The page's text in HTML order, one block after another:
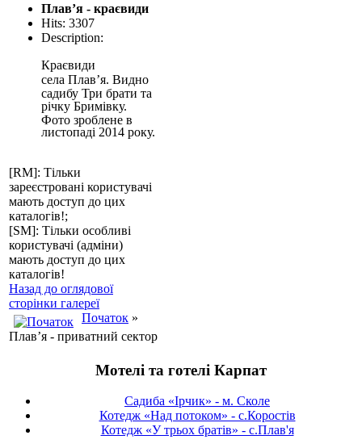
Плав’я - краєвиди
Hits: 3307
Description:
Краєвиди
села Плав’я. Видно
садибу Три брати та
річку Бримівку.
Фото зроблене в
листопаді 2014 року.
[RM]: Тільки
зареєстровані користувачі
мають доступ до цих
каталогів!;
[SM]: Тільки особливі
користувачі (адміни)
мають доступ до цих
каталогів!
Назад до оглядової
сторінки галереї
Початок »
Плав’я - приватний сектор
Мотелі та готелі Карпат
Садиба «Ірчик» - м. Сколе
Котедж «Над потоком» - с.Коростів
Котедж «У трьох братів» - с.Плав'я